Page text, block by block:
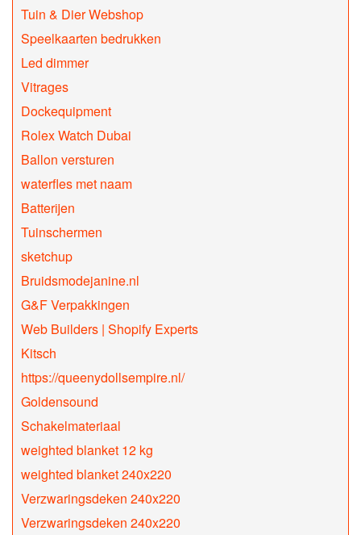
Tuin & Dier Webshop
Speelkaarten bedrukken
Led dimmer
Vitrages
Dockequipment
Rolex Watch Dubai
Ballon versturen
waterfles met naam
Batterijen
Tuinschermen
sketchup
Bruidsmodejanine.nl
G&F Verpakkingen
Web Builders | Shopify Experts
Kitsch
https://queenydollsempire.nl/
Goldensound
Schakelmateriaal
weighted blanket 12 kg
weighted blanket 240x220
Verzwaringsdeken 240x220
Verzwaringsdeken 240x220